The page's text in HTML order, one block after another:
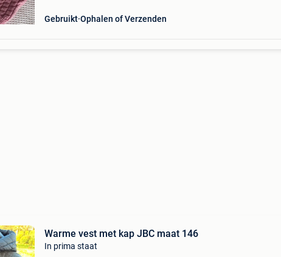
Gebruikt Ophalen of Verzenden
Warme vest met kap JBC maat 146
In prima staat